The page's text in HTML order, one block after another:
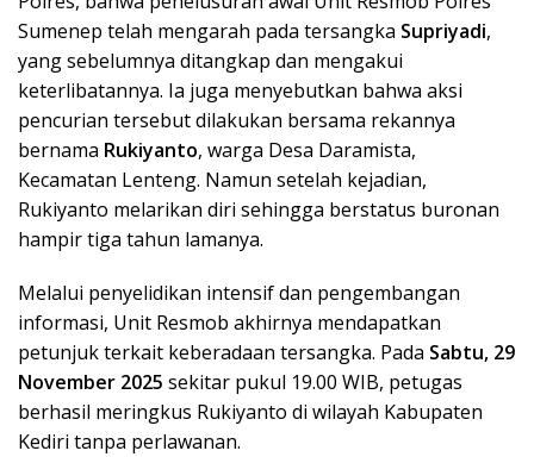
Sumenep telah mengarah pada tersangka Supriyadi,
yang sebelumnya ditangkap dan mengakui
keterlibatannya. Ia juga menyebutkan bahwa aksi
pencurian tersebut dilakukan bersama rekannya
bernama Rukiyanto, warga Desa Daramista,
Kecamatan Lenteng. Namun setelah kejadian,
Rukiyanto melarikan diri sehingga berstatus buronan
hampir tiga tahun lamanya.
Melalui penyelidikan intensif dan pengembangan
informasi, Unit Resmob akhirnya mendapatkan
petunjuk terkait keberadaan tersangka. Pada Sabtu, 29
November 2025 sekitar pukul 19.00 WIB, petugas
berhasil meringkus Rukiyanto di wilayah Kabupaten
Kediri tanpa perlawanan.